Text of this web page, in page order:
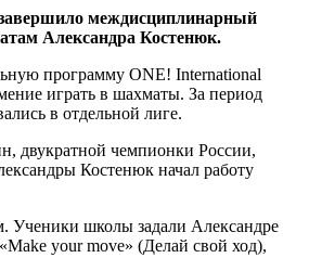
междисциплинарный
Александра Костенюк.
программу ONE! International
играть в шахматы. За период
в отдельной лиге.
двукратной чемпионки России,
Костенюк начал работу
Ученики школы задали Александре
your move» (Делай свой ход),